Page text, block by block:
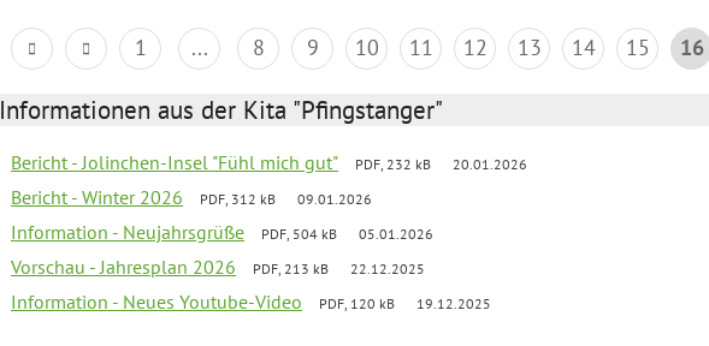
1 ... 8 9 10 11 12 13 14 15 16
Informationen aus der Kita "Pfingstanger"
Bericht - Jolinchen-Insel "Fühl mich gut" PDF, 232 kB 20.01.2026
Bericht - Winter 2026 PDF, 312 kB 09.01.2026
Information - Neujahrsgrüße PDF, 504 kB 05.01.2026
Vorschau - Jahresplan 2026 PDF, 213 kB 22.12.2025
Information - Neues Youtube-Video PDF, 120 kB 19.12.2025